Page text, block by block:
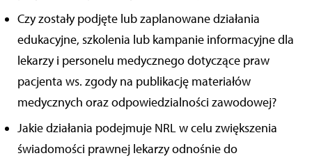
Czy zostały podjęte lub zaplanowane działania
edukacyjne, szkolenia lub kampanie informacyjne dla
lekarzy i personelu medycznego dotyczące praw
pacjenta ws. zgody na publikację materiałów
medycznych oraz odpowiedzialności zawodowej?
Jakie działania podejmuje NRL w celu zwiększenia
świadomości prawnej lekarzy odnośnie do